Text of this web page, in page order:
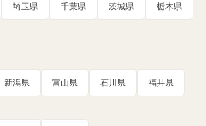
埼玉県 千葉県 茨城県 栃木県
新潟県 富山県 石川県 福井県